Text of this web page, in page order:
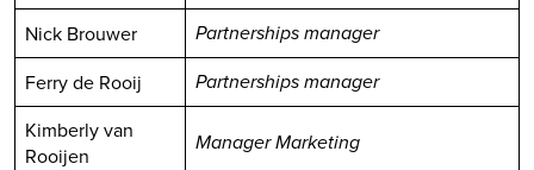
Nick Brouwer Partnerships manager
Ferry de Rooij Partnerships manager
Kimberly van
Rooijen
Manager Marketing